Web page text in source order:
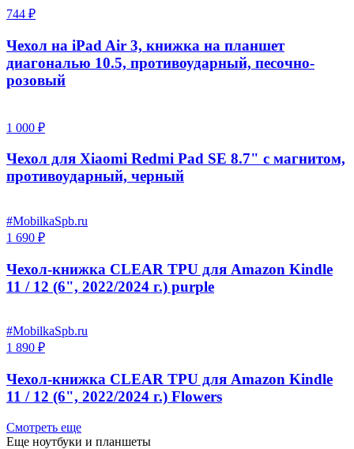
744 ₽
Чехол на iPad Air 3, книжка на планшет
диагональю 10.5, противоударный, песочно-
розовый
1 000 ₽
Чехол для Xiaomi Redmi Pad SE 8.7" с магнитом,
противоударный, черный
#MobilkaSpb.ru
1 690 ₽
Чехол-книжка CLEAR TPU для Amazon Kindle
11 / 12 (6", 2022/2024 г.) purple
#MobilkaSpb.ru
1 890 ₽
Чехол-книжка CLEAR TPU для Amazon Kindle
11 / 12 (6", 2022/2024 г.) Flowers
Смотреть еще
Еще ноутбуки и планшеты